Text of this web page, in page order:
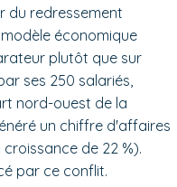
du redressement
économique
plutôt que sur
ses 250 salariés,
nord-ouest de la
un chiffre d'affaires
de 22 %).
par ce conflit.